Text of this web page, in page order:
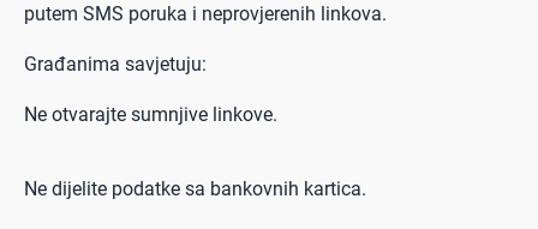
putem SMS poruka i neprovjerenih linkova.
Građanima savjetuju:
Ne otvarajte sumnjive linkove.
Ne dijelite podatke sa bankovnih kartica.